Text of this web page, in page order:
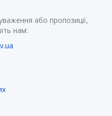
або пропозиції,
нам: